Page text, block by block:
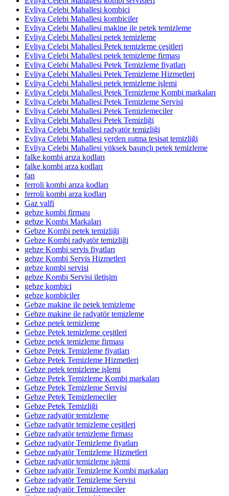
Evliya Çelebi Mahallesi kombici
Evliya Çelebi Mahallesi kombiciler
Evliya Çelebi Mahallesi makine ile petek temizleme
Evliya Çelebi Mahallesi petek temizleme
Evliya Çelebi Mahallesi Petek temizleme çeşitleri
Evliya Çelebi Mahallesi petek temizleme firması
Evliya Çelebi Mahallesi Petek Temizleme fiyatları
Evliya Çelebi Mahallesi Petek Temizleme Hizmetleri
Evliya Çelebi Mahallesi petek temizleme işlemi
Evliya Çelebi Mahallesi Petek Temizleme Kombi markaları
Evliya Çelebi Mahallesi Petek Temizleme Servisi
Evliya Çelebi Mahallesi Petek Temizlemeciler
Evliya Çelebi Mahallesi Petek Temizliği
Evliya Çelebi Mahallesi radyatör temizliği
Evliya Çelebi Mahallesi yerden ısıtma tesisat temizliği
Evliya Çelebi Mahallesi yüksek basınçlı petek temizleme
falke kombi arıza kodları
falke kombi arza kodları
fan
ferroli kombi arıza kodları
ferroli kombi arza kodları
Gaz valfi
gebze kombi firması
gebze Kombi Markaları
Gebze Kombi petek temizliği
Gebze Kombi radyatör temizliği
gebze Kombi servis fiyatları
gebze Kombi Servis Hizmetleri
gebze kombi servisi
gebze Kombi Servisi iletişim
gebze kombici
gebze kombiciler
Gebze makine ile petek temizleme
Gebze makine ile radyatör temizleme
Gebze petek temizleme
Gebze Petek temizleme çeşitleri
Gebze petek temizleme firması
Gebze Petek Temizleme fiyatları
Gebze Petek Temizleme Hizmetleri
Gebze petek temizleme işlemi
Gebze Petek Temizleme Kombi markaları
Gebze Petek Temizleme Servisi
Gebze Petek Temizlemeciler
Gebze Petek Temizliği
Gebze radyatör temizleme
Gebze radyatör temizleme çeşitleri
Gebze radyatör temizleme firması
Gebze radyatör Temizleme fiyatları
Gebze radyatör Temizleme Hizmetleri
Gebze radyatör temizleme işlemi
Gebze radyatör Temizleme Kombi markaları
Gebze radyatör Temizleme Servisi
Gebze radyatör Temizlemeciler